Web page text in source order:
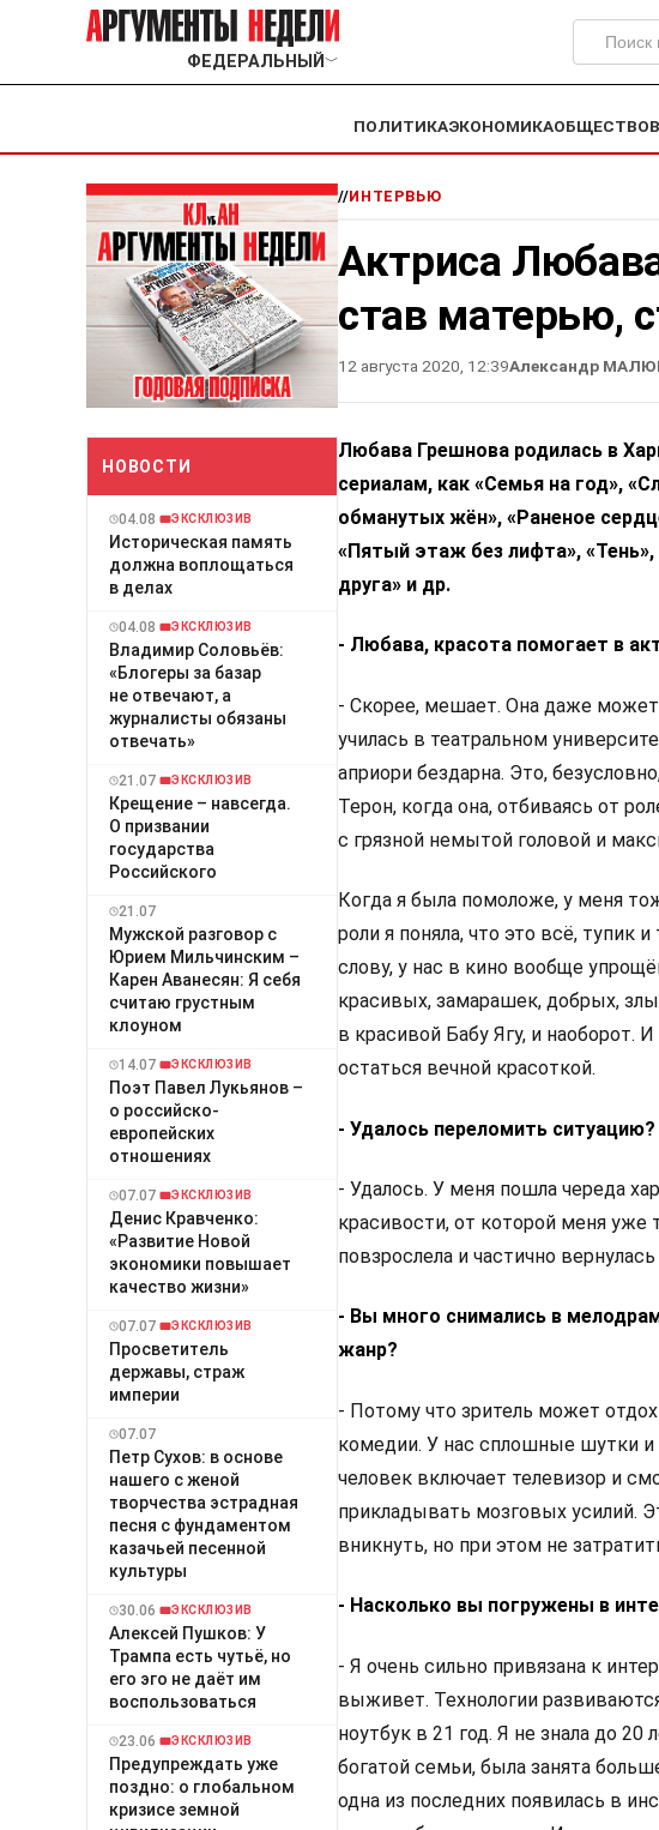
ФЕДЕРАЛЬНЫЙ ﹀
ПОЛИТИКАЭКОНОМИКАОБЩЕСТВО
НОВОСТИ
04.08 ЭКСКЛЮЗИВ
Историческая память
должна воплощаться
в делах
04.08 ЭКСКЛЮЗИВ
Владимир Соловьёв:
«Блогеры за базар
не отвечают, а
журналисты обязаны
отвечать»
21.07 ЭКСКЛЮЗИВ
Крещение – навсегда.
О призвании
государства
Российского
21.07
Мужской разговор с
Юрием Мильчинским –
Карен Аванесян: Я себя
считаю грустным
клоуном
14.07 ЭКСКЛЮЗИВ
Поэт Павел Лукьянов –
о российско-
европейских
отношениях
07.07 ЭКСКЛЮЗИВ
Денис Кравченко:
«Развитие Новой
экономики повышает
качество жизни»
07.07 ЭКСКЛЮЗИВ
Просветитель
державы, cтраж
империи
07.07
Петр Сухов: в основе
нашего с женой
творчества эстрадная
песня с фундаментом
казачьей песенной
культуры
30.06 ЭКСКЛЮЗИВ
Алексей Пушков: У
Трампа есть чутьё, но
его эго не даёт им
воспользоваться
23.06 ЭКСКЛЮЗИВ
Предупреждать уже
поздно: о глобальном
кризисе земной
//ИНТЕРВЬЮ
Актриса
став матерью,
12 августа 2020, 12:39Александр
Любава Грешнова родилась в
сериалам, как «Семья на год»,
обманутых жён», «Раненое
«Пятый этаж без лифта»,
друга» и др.
- Любава, красота помогает в
- Скорее, мешает. Она даже
училась в театральном
априори бездарна. Это,
Терон, когда она, отбиваясь от
с грязной немытой головой и
Когда я была помоложе, у меня
роли я поняла, что это всё, тупик
слову, у нас в кино вообще
красивых, замарашек, добрых,
в красивой Бабу Ягу, и наоборот.
остаться вечной красоткой.
- Удалось переломить ситуацию?
- Удалось. У меня пошла череда
красивости, от которой меня уже
повзрослела и частично
- Вы много снимались в
жанр?
- Потому что зритель может
комедии. У нас сплошные шутки
человек включает телевизор и
прикладывать мозговых усилий.
вникнуть, но при этом не
- Насколько вы погружены в
- Я очень сильно привязана к
выживет. Технологии
ноутбук в 21 год. Я не знала до
богатой семьи, была занята
одна из последних появилась в